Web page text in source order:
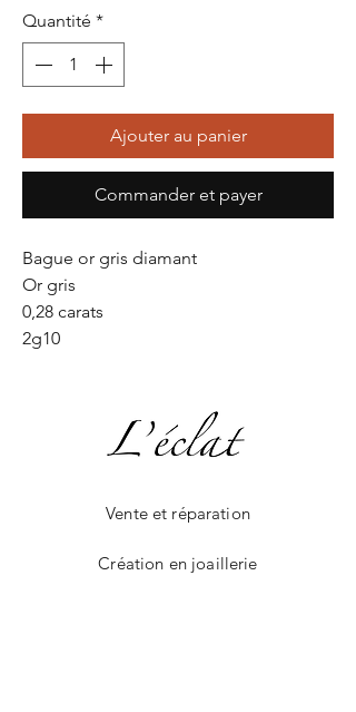
Quantité *
Ajouter au panier
Commander et payer
Bague or gris diamant
Or gris
0,28 carats
2g10
Vente et réparation
Création en joaillerie